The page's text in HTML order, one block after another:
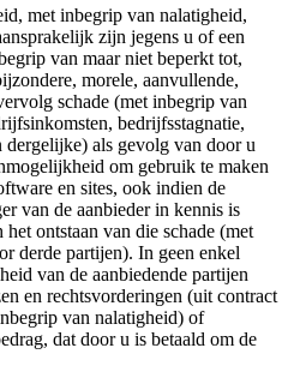
met inbegrip van nalatigheid,
zijn jegens u of een
van maar niet beperkt tot,
morele, aanvullende,
schade (met inbegrip van
bedrijfsstagnatie,
als gevolg van door u
om gebruik te maken
en sites, ook indien de
van de aanbieder in kennis is
ontstaan van die schade (met
derde partijen). In geen enkel
van de aanbiedende partijen
en rechtsvorderingen (uit contract
van nalatigheid) of
dat door u is betaald om de